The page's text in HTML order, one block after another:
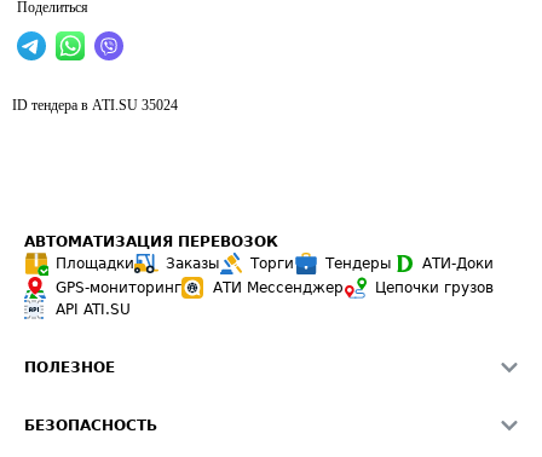
Поделиться
ID тендера в ATI.SU 35024
АВТОМАТИЗАЦИЯ ПЕРЕВОЗОК
Площадки
Заказы Торги Тендеры
АТИ-Доки
GPS-мониторинг
АТИ Мессенджер
Цепочки грузов
API ATI.SU
ПОЛЕЗНОЕ
БЕЗОПАСНОСТЬ